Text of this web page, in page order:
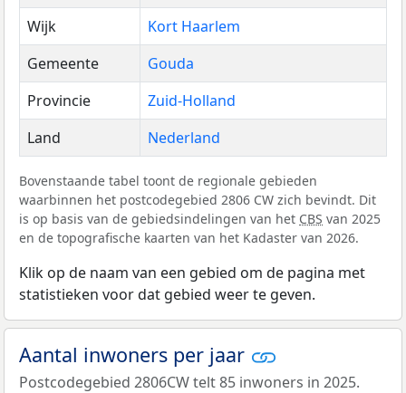
Wijk
Kort Haarlem
Gemeente
Gouda
Provincie
Zuid-Holland
Land
Nederland
Bovenstaande tabel toont de regionale gebieden
waarbinnen het postcodegebied 2806 CW zich bevindt. Dit
is op basis van de gebiedsindelingen van het CBS van 2025
en de topografische kaarten van het Kadaster van 2026.
Klik op de naam van een gebied om de pagina met
statistieken voor dat gebied weer te geven.
Aantal inwoners per jaar
Postcodegebied 2806CW telt 85 inwoners in 2025.